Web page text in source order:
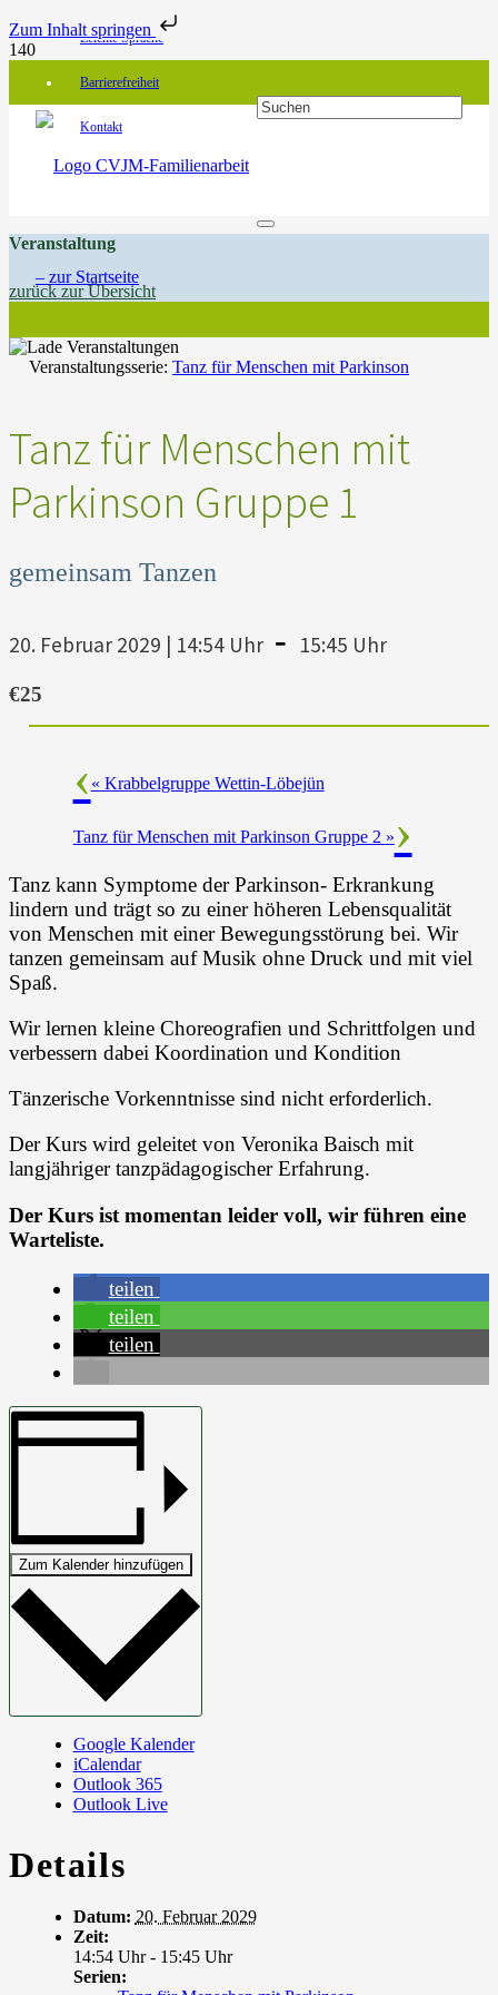
Zum Inhalt springen
Leichte Sprache
Barrierefreiheit
Kontakt
Veranstaltung
zurück zur Übersicht
Veranstaltungsserie: Tanz für Menschen mit Parkinson
Tanz für Menschen mit
Parkinson Gruppe 1
gemeinsam Tanzen
20. Februar 2029 | 14:54 Uhr - 15:45 Uhr
€25
« Krabbelgruppe Wettin-Löbejün
Tanz für Menschen mit Parkinson Gruppe 2 »
Tanz kann Symptome der Parkinson- Erkrankung
lindern und trägt so zu einer höheren Lebensqualität
von Menschen mit einer Bewegungsstörung bei. Wir
tanzen gemeinsam auf Musik ohne Druck und mit viel
Spaß.
Wir lernen kleine Choreografien und Schrittfolgen und
verbessern dabei Koordination und Kondition
Tänzerische Vorkenntnisse sind nicht erforderlich.
Der Kurs wird geleitet von Veronika Baisch mit
langjähriger tanzpädagogischer Erfahrung.
Der Kurs ist momentan leider voll, wir führen eine
Warteliste.
teilen
teilen
teilen
Zum Kalender hinzufügen
Google Kalender
iCalendar
Outlook 365
Outlook Live
Details
Datum: 20. Februar 2029
Zeit:
14:54 Uhr - 15:45 Uhr
Serien: